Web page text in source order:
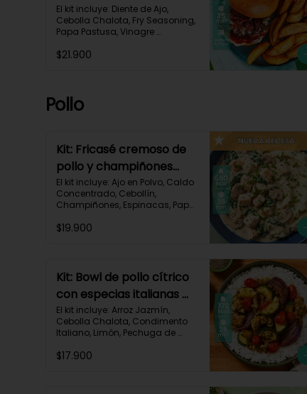
mermelada de chalota
y mayonesa de ajo-66
El kit incluye: Diente de Ajo,
Cebolla Chalota, Fry Seasoning,
Papa Pastusa, Vinagre
Hamburguesa de Res (125g/p),
Carbohidratos 88g | Grasas
$21.900
Pollo
Kit: Fricasé cremoso de
pollo y champiñones
sobre puré de papa y
espinacas-152
El kit incluye: Ajo en Polvo, Caldo
Concentrado, Cebollín,
Champiñones, Espinacas, Papa
Pechuga de Pollo (foto 160g/p),
650 kcal	| Carbohidratos 52g |
Grasas 32g | Proteínas 41g
$19.900
Kit: Bowl de pollo cítrico
con especias italianas y
vegetales asados-135
El kit incluye: Arroz Jazmín,
Cebolla Chalota, Condimento
Italiano, Limón, Pechuga de
Teriyaki, Tomate Tipo Cherry,
$17.900